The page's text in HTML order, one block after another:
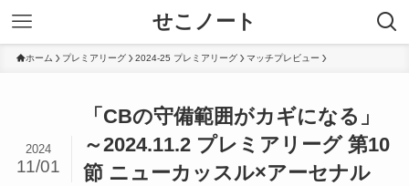
せこノート
ホーム プレミアリーグ 2024-25 プレミアリーグ マッチプレビュー
「CBの守備範囲がカギになる」
～2024.11.2 プレミアリーグ 第10
節 ニューカッスル×アーセナル
2024
11/01